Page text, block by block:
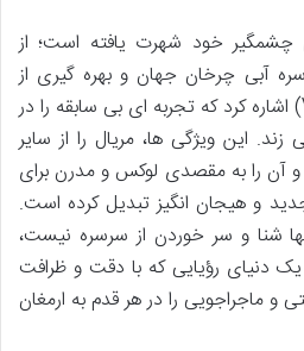
چشمگیر خود شهرت یافته است؛ از
آبی چرخان جهان و بهره گیری از
امکانات واقعیت مجازی (VR) اشاره کرد که تجربه ای بی سابقه را در
این ویژگی ها، مریال را از سایر
و آن را به مقصدی لوکس و مدرن برای
و هیجان انگیز تبدیل کرده است.
شنا و سر خوردن از سرسره نیست،
دنیای رؤیایی که با دقت و ظرافت
ماجراجویی را در هر قدم به ارمغان